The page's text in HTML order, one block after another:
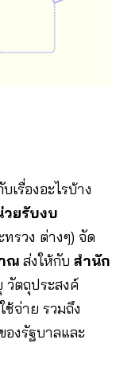
เรื่องอะไรบ้าง
ยรับงบ
รวง ต่างๆ) จัด
ณส่งให้กับ สำนัก
วัตถุประสงค์
จ่าย รวมถึง
งรัฐบาลและ